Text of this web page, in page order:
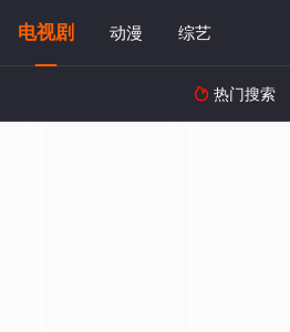
电视剧 动漫 综艺
 热门搜索